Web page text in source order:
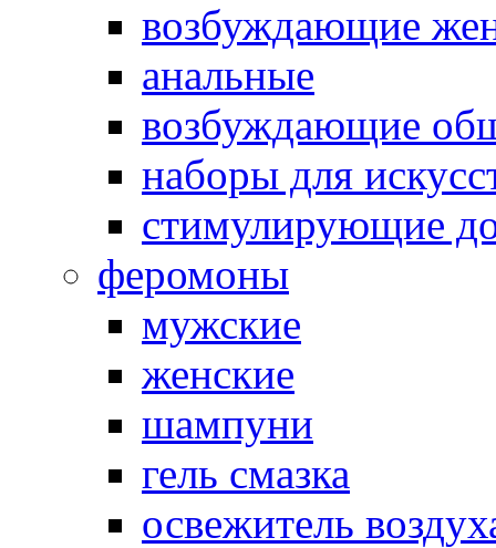
возбуждающие
анальные
возбуждающие
наборы для
стимулирующие
феромоны
мужские
женские
шампуни
гель смазка
освежитель